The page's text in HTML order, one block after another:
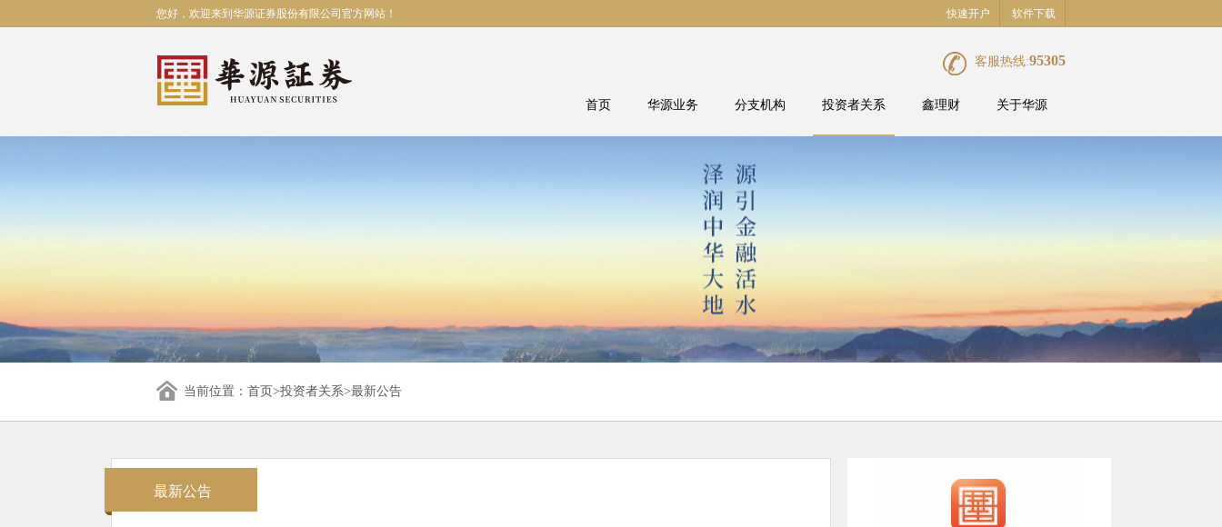
您好，欢迎来到华源证券股份有限公司官方网站！ 快速开户 软件下载
客服热线:95305
首页 华源业务 分支机构 投资者关系 鑫理财 关于华源
当前位置： 首页>投资者关系>最新公告
最新公告